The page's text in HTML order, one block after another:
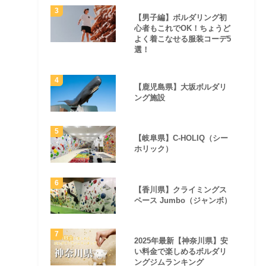
【男子編】ボルダリング初
心者もこれでOK！ちょうど
よく着こなせる服装コーデ5
選！
【鹿児島県】大坂ボルダリ
ング施設
【岐阜県】C-HOLIQ（シー
ホリック）
【香川県】クライミングス
ペース Jumbo（ジャンボ）
2025年最新【神奈川県】安
い料金で楽しめるボルダリ
ングジムランキング